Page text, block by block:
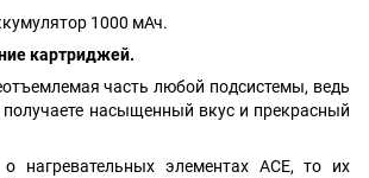
картриджей.
часть любой подсистемы, ведь
насыщенный вкус и прекрасный
нагревательных элементах ACE, то их